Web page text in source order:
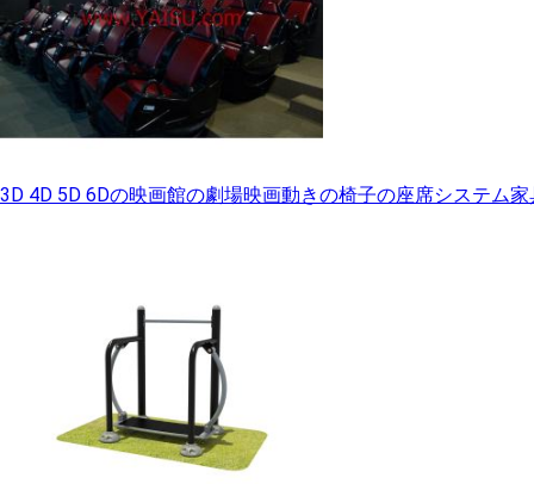
3D 4D 5D 6Dの映画館の劇場映画動きの椅子の座席システム